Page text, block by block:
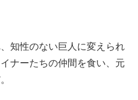
知性のない巨人に変えられ
ナーたちの仲間を食い、元